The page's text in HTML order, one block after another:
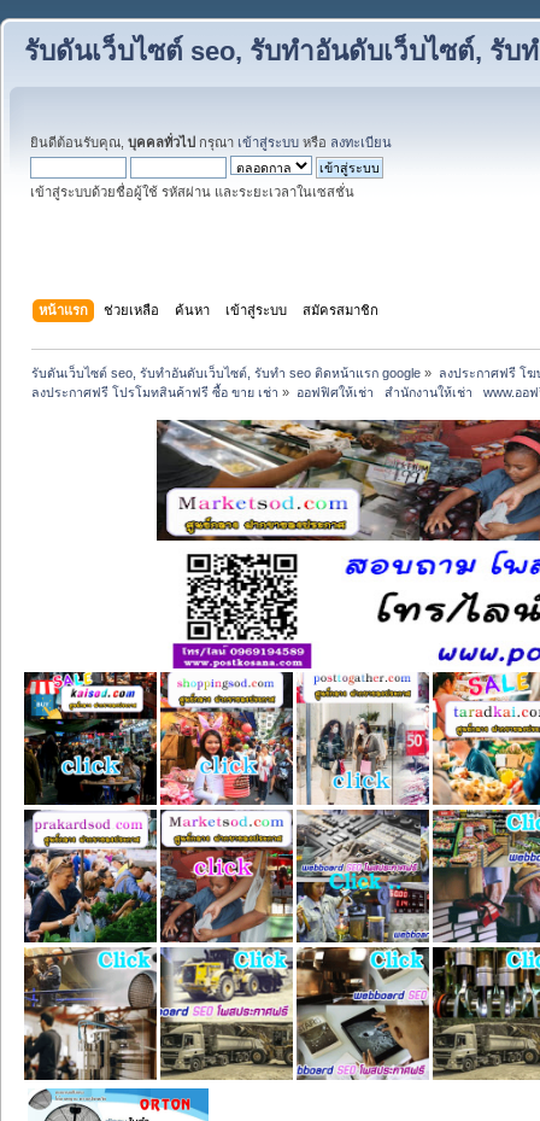
รับดันเว็บไซต์ seo, รับทำอันดับเว็บไซต์, รับ
ยินดีต้อนรับคุณ, บุคคลทั่วไป กรุณา เข้าสู่ระบบ หรือ ลงทะเบียน
เข้าสู่ระบบด้วยชื่อผู้ใช้ รหัสผ่าน และระยะเวลาในเซสชั่น
หน้าแรก ช่วยเหลือ ค้นหา เข้าสู่ระบบ สมัครสมาชิก
รับดันเว็บไซต์ seo, รับทำอันดับเว็บไซต์, รับทำ seo ติดหน้าแรก google » ลงประกาศฟรี โ
ลงประกาศฟรี โปรโมทสินค้าฟรี ซื้อ ขาย เช่า » ออฟฟิศให้เช่า   สำนักงานให้เช่า   www.ออ